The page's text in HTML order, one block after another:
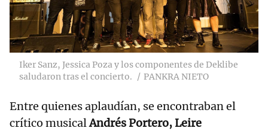
Iker Sanz, Jessica Poza y los componentes de Deklibe
saludaron tras el concierto.
PANKRA NIETO
Entre quienes aplaudían, se encontraban el
crítico musicalAndrés Portero, Leire